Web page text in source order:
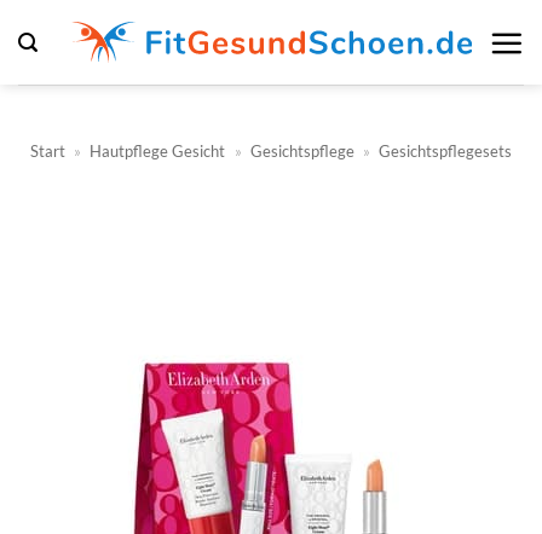
Inhalt
springen
Start » Hautpflege Gesicht » Gesichtspflege » Gesichtspflegesets